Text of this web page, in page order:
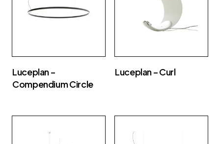
Luceplan –
Compendium Circle
Luceplan – Curl